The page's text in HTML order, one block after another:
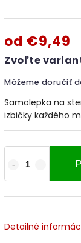
od €9,49
Zvoľte
Môžeme doručiť
Samolepka na
izbičky každého
Detailné